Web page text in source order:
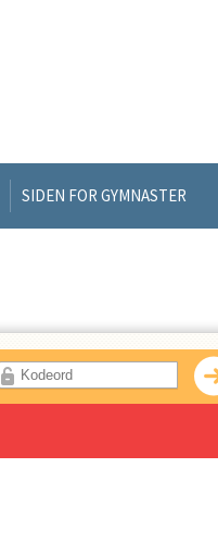
SIDEN FOR GYMNASTER